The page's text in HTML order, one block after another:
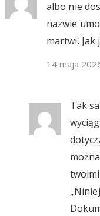
albo nie
nazwie
martwi. Jak
14 maja
Tak